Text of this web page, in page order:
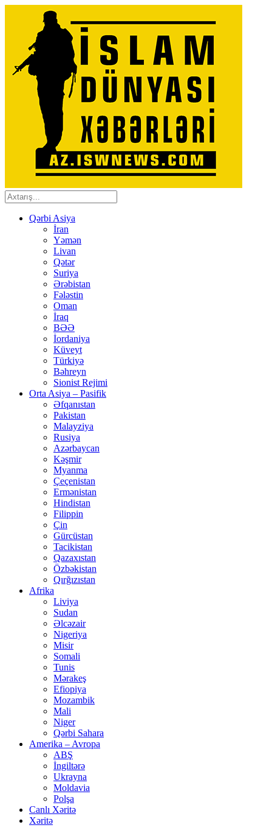
Qərbi Asiya
İran
Yəmən
Livan
Qətər
Suriya
Ərəbistan
Fələstin
Oman
İraq
BƏƏ
İordaniya
Küveyt
Türkiyə
Bəhreyn
Sionist Rejimi
Orta Asiya – Pasifik
Əfqanıstan
Pakistan
Malayziya
Rusiya
Azərbaycan
Kəşmir
Myanma
Çeçenistan
Ermənistan
Hindistan
Filippin
Çin
Gürcüstan
Tacikistan
Qazaxıstan
Özbəkistan
Qırğızıstan
Afrika
Liviya
Sudan
Əlcəzair
Nigeriya
Misir
Somali
Tunis
Mərakeş
Efiopiya
Mozambik
Mali
Niger
Qərbi Sahara
Amerika – Avropa
ABŞ
İngiltərə
Ukrayna
Moldavia
Polşa
Canlı Xəritə
Xəritə